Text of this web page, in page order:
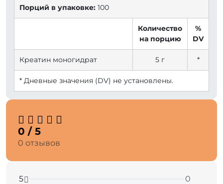
Порций в упаковке: 100
Количество
на порцию
%
DV
Креатин моногидрат 5 г *
* Дневные значения (DV) не установлены.
0 / 5
0 отзывов
5
0